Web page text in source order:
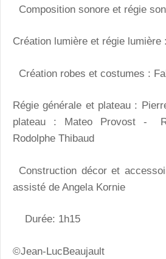
Composition sonore et régie
Création lumière et régie lumière
Création robes et costumes :
Régie générale et plateau :
plateau : Mateo Provost -
Rodolphe Thibaud
Construction décor et
assisté de Angela Kornie
Durée: 1h15
©Jean-LucBeaujault